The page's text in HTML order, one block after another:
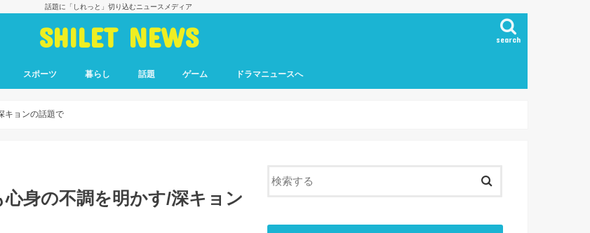
話題に「しれっと」切り込むニュースメディア
SHILET NEWS search
スポーツ 暮らし 話題 ゲーム ドラマニュースへ
キョンの話題で
身の不調を明かす/深キョン